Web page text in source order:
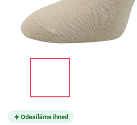
Odesíláme ihned